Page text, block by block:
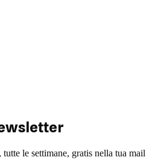
le settimane, gratis nella tua mail